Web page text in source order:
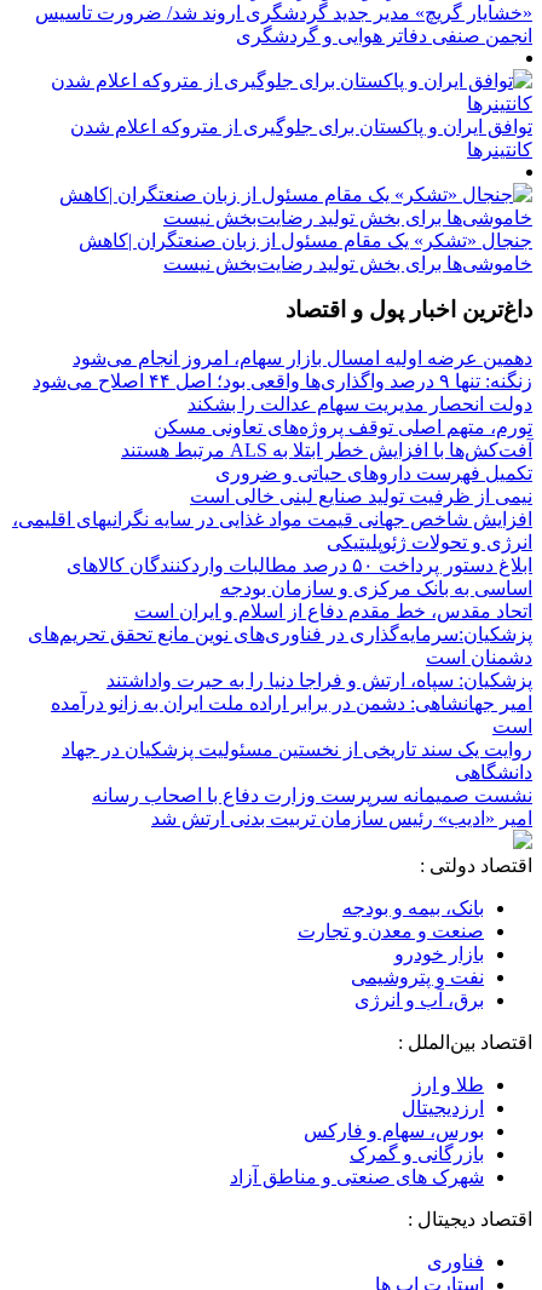
«خشایار گریچ» مدیر جدید گردشگری اروند شد/ ضرورت تاسیس
انجمن صنفی دفاتر هوایی و گردشگری
توافق ایران و پاکستان برای جلوگیری از متروکه اعلام شدن
کانتینرها
جنجال «تشکر» یک مقام مسئول از زبان صنعتگران |کاهش
خاموشی‌ها برای بخش تولید رضایت‌بخش نیست
داغ‌ترین اخبار پول و اقتصاد
دهمین عرضه اولیه امسال بازار سهام، امروز انجام می‌شود
زنگنه: تنها ۹ درصد واگذاری‌ها واقعی بود؛ اصل ۴۴ اصلاح می‌شود
دولت انحصار مدیریت سهام عدالت را بشکند
تورم، متهم اصلی توقف پروژه‌های تعاونی مسکن
آفت‌کش‌ها با افزایش خطر ابتلا به ALS مرتبط هستند
تکمیل فهرست داروهای حیاتی و ضروری
نیمی از ظرفیت تولید صنایع لبنی خالی است
افزایش شاخص جهانی قیمت مواد غذایی در سایه نگرانیهای اقلیمی،
انرژی و تحولات ژئوپلیتیکی
ابلاغ دستور پرداخت ۵۰ درصد مطالبات واردکنندگان کالاهای
اساسی به بانک مرکزی و سازمان بودجه
اتحاد مقدس، خط مقدم دفاع از اسلام و ایران است
پزشکیان:سرمایه‌گذاری در فناوری‌های نوین مانع تحقق تحریم‌های
دشمنان است
پزشکیان: سپاه، ارتش و فراجا دنیا را به حیرت واداشتند
امیر جهانشاهی: دشمن در برابر اراده ملت ایران به زانو درآمده
است
روایت یک سند تاریخی از نخستین مسئولیت پزشکیان در جهاد
دانشگاهی
نشست صمیمانه سرپرست وزارت دفاع با اصحاب رسانه
امیر «ادیب» رئیس سازمان تربیت بدنی ارتش شد
اقتصاد دولتی :
بانک، بیمه و بودجه
صنعت و معدن و تجارت
بازار خودرو
نفت و پتروشیمی
برق، آب و انرژی
اقتصاد بین‌الملل :
طلا و ارز
ارزدیجیتال
بورس، سهام و فارکس
بازرگانی و گمرک
شهرک های صنعتی و مناطق آزاد
اقتصاد دیجیتال :
فناوری
استارت اپ ها